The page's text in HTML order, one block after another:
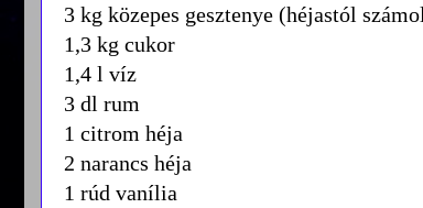
3 kg közepes gesztenye (héjastól
1,3 kg cukor
1,4 l víz
3 dl rum
1 citrom héja
2 narancs héja
1 rúd vanília